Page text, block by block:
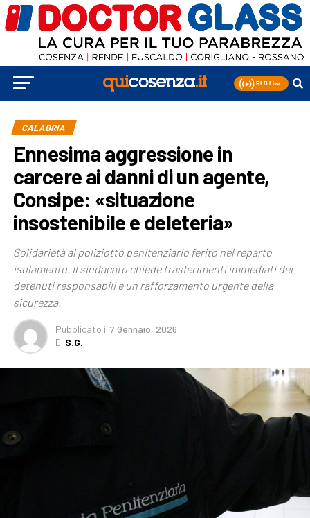
CALABRIA
Ennesima aggressione in
carcere ai danni di un agente,
Consipe: «situazione
insostenibile e deleteria»
Solidarietà al poliziotto penitenziario ferito nel reparto
isolamento. Il sindacato chiede trasferimenti immediati dei
detenuti responsabili e un rafforzamento urgente della
sicurezza.
Pubblicato il 7 Gennaio, 2026
Di S.G.